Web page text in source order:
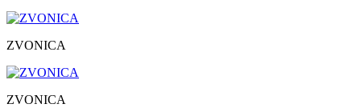
ZVONICA
ZVONICA